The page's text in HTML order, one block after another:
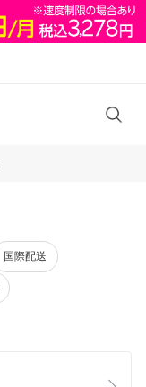
国際配送